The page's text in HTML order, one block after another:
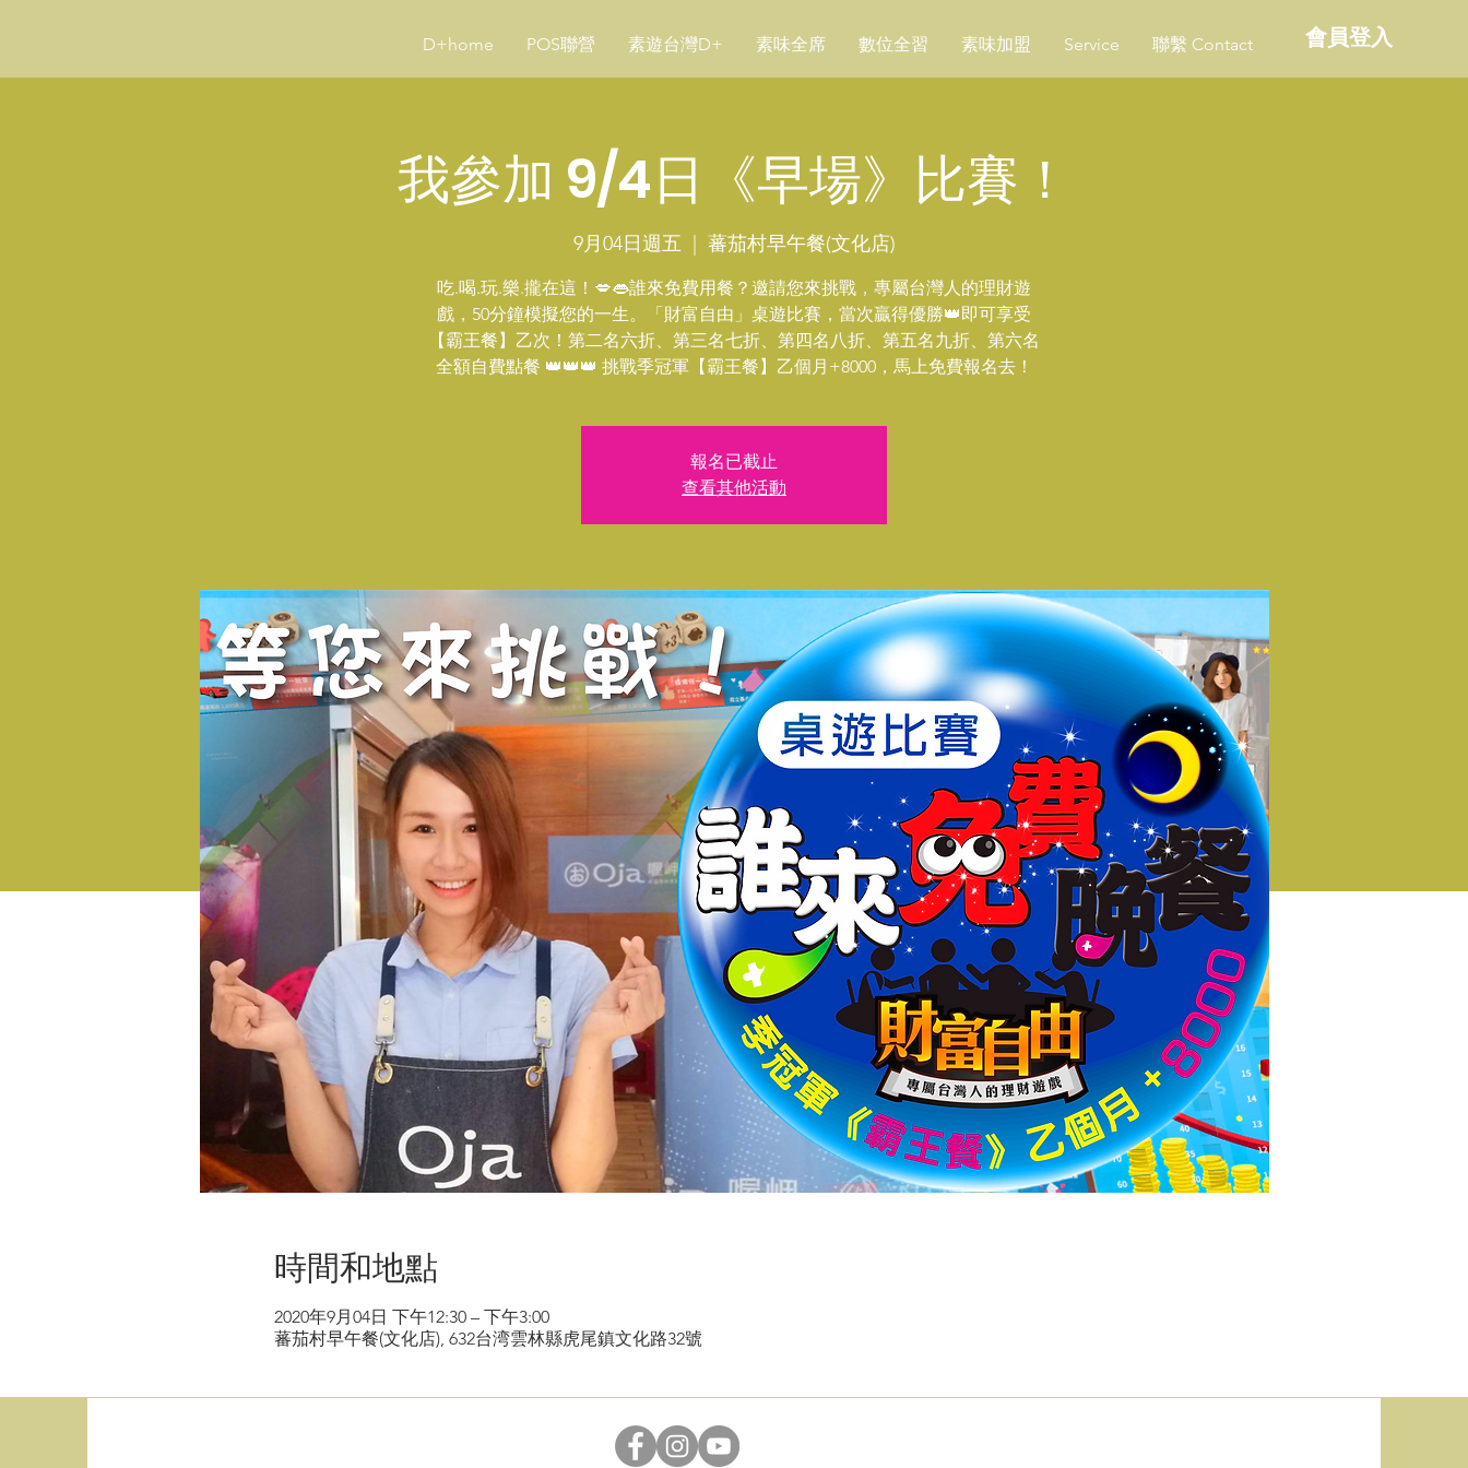
會員登入
D+home POS聯營 素遊台灣D+ 素味全席 數位全習 素味加盟 Service 聯繫 Contact
我參加 9/4日《早場》比賽！
9月04日週五 蕃茄村早午餐(文化店)
吃.喝.玩.樂.攏在這！💋👄誰來免費用餐？邀請您來挑戰，專屬台灣人的理財遊
戲，50分鐘模擬您的一生。「財富自由」桌遊比賽，當次贏得優勝👑即可享受
【霸王餐】乙次！第二名六折、第三名七折、第四名八折、第五名九折、第六名
全額自費點餐 👑👑👑 挑戰季冠軍【霸王餐】乙個月+8000，馬上免費報名去！
報名已截止
查看其他活動
時間和地點
2020年9月04日 下午12:30 – 下午3:00
蕃茄村早午餐(文化店), 632台湾雲林縣虎尾鎮文化路32號